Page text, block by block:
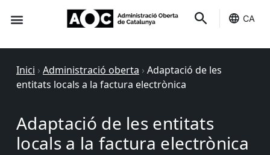
CA
Inici › Administració oberta › Adaptació de les
entitats locals a la factura electrònica
Adaptació de les entitats
locals a la factura electrònica